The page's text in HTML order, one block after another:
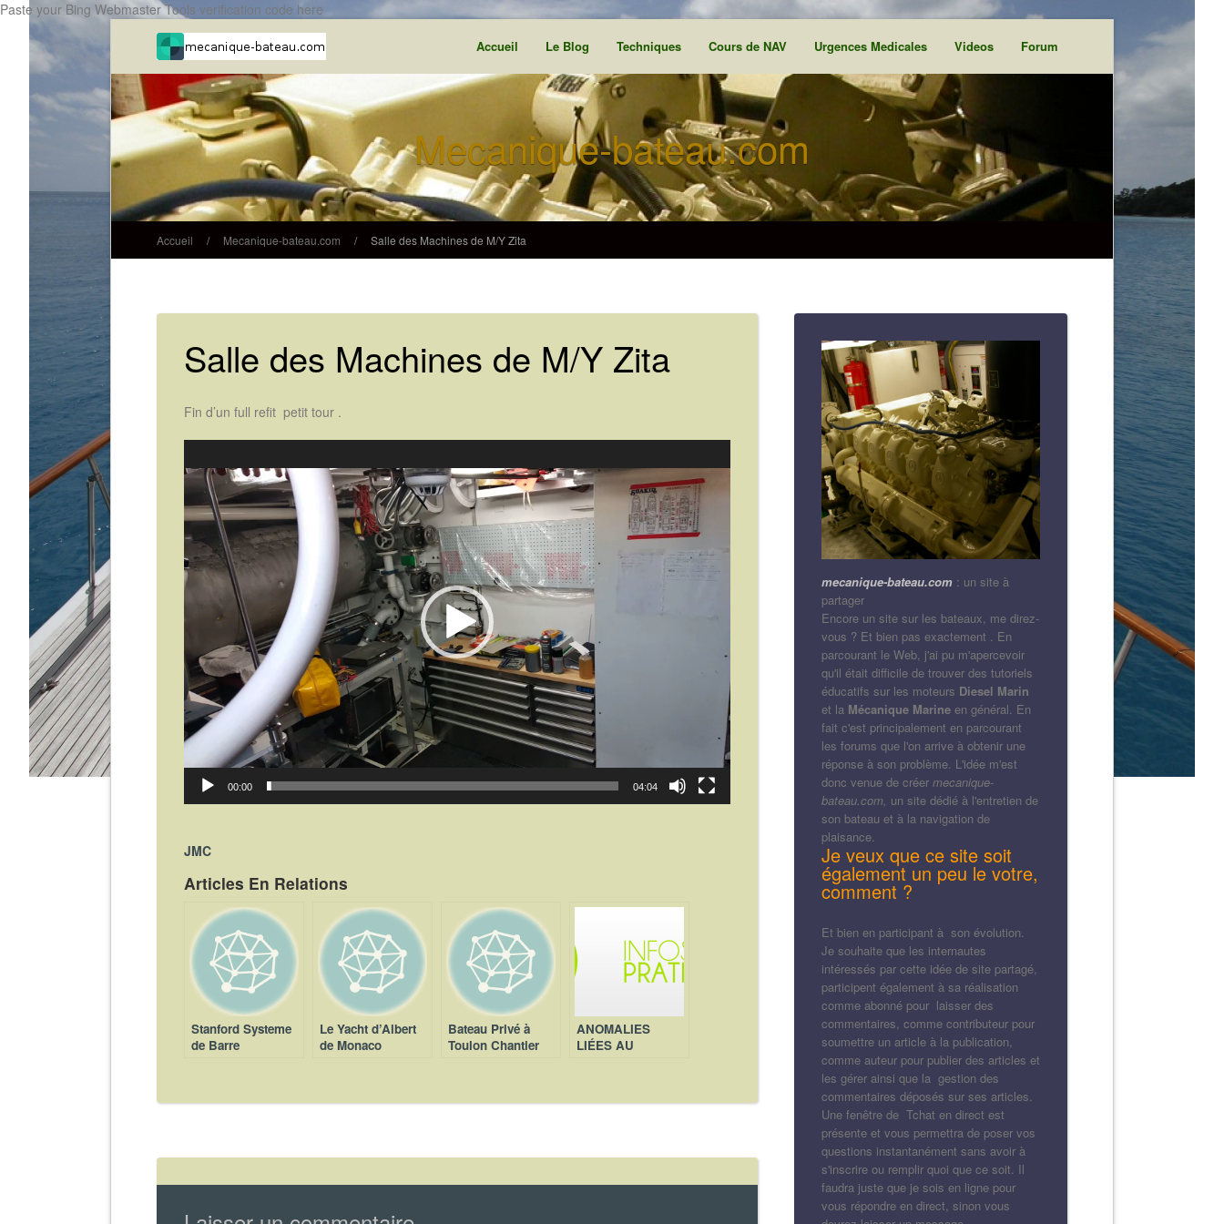
Paste your Bing Webmaster Tools verification code here
Accueil Le Blog Techniques Cours de NAV Urgences Medicales Videos Forum
Mecanique-bateau.com
Accueil / Mecanique-bateau.com / Salle des Machines de M/Y Zita
Salle des Machines de M/Y Zita
Fin d’un full refit petit tour .
vidéo
00:00 04:04
JMC
Articles En Relations
Stanford Systeme
de Barre
Le Yacht d’Albert
de Monaco
Bateau Privé à
Toulon Chantier
ANOMALIES
LIÉES AU
mecanique-bateau.com : un site à
partager
Encore un site sur les bateaux, me direz-
vous ? Et bien pas exactement . En
parcourant le Web, j'ai pu m'apercevoir
qu'il était difficile de trouver des tutoriels
éducatifs sur les moteurs Diesel Marin
et la Mécanique Marine en général. En
fait c'est principalement en parcourant
les forums que l'on arrive à obtenir une
réponse à son problème. L'idée m'est
donc venue de créer mecanique-
bateau.com, un site dédié à l'entretien de
son bateau et à la navigation de
plaisance.
Je veux que ce site soit
également un peu le votre,
comment ?
Et bien en participant à son évolution.
Je souhaite que les internautes
intéressés par cette idée de site partagé,
participent également à sa réalisation
comme abonné pour laisser des
commentaires, comme contributeur pour
soumettre un article à la publication,
comme auteur pour publier des articles et
les gérer ainsi que la gestion des
commentaires déposés sur ses articles.
Une fenêtre de Tchat en direct est
présente et vous permettra de poser vos
questions instantanément sans avoir à
s'inscrire ou remplir quoi que ce soit. Il
faudra juste que je sois en ligne pour
vous répondre en direct, sinon vous